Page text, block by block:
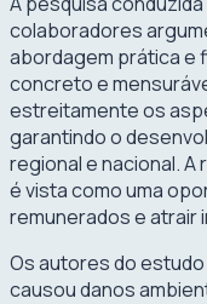
colaboradores
abordagem prática e
concreto e
estreitamente os
garantindo o
regional e nacional.
é vista como uma
remunerados e
Os autores do estudo
causou danos